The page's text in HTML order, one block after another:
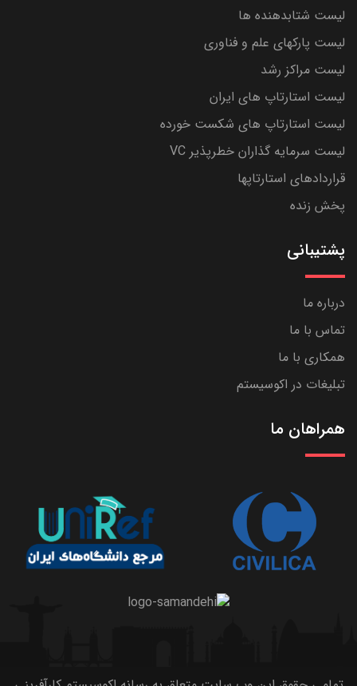
لیست شتابدهنده ها
لیست پارکهای علم و فناوری
لیست مراکز رشد
لیست استارتاپ های ایران
لیست استارتاپ های شکست خورده
لیست سرمایه گذاران خطرپذیر VC
قراردادهای استارتاپها
پخش زنده
پشتیبانی
درباره ما
تماس با ما
همکاری با ما
تبلیغات در اکوسیستم
همراهان ما